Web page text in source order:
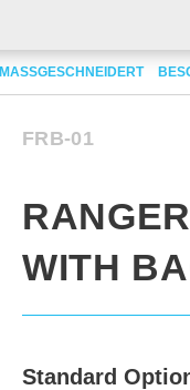
MASSGESCHNEIDERT
FRB-01
WITH
Standard